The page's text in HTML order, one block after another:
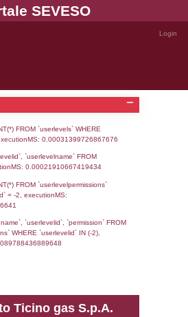
Portale
COUNT(*) FROM `userlevels`
`userlevelid`, `userlevelname`